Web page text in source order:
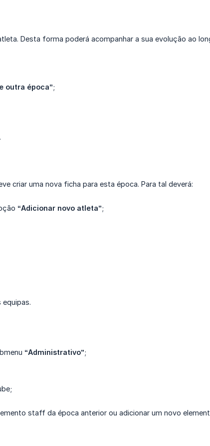
Desta forma poderá acompanhar a sua evolução ao
outra época”;
criar uma nova ficha para esta época. Para tal deverá:
“Adicionar novo atleta”;
“Administrativo”;
staff da época anterior ou adicionar um novo